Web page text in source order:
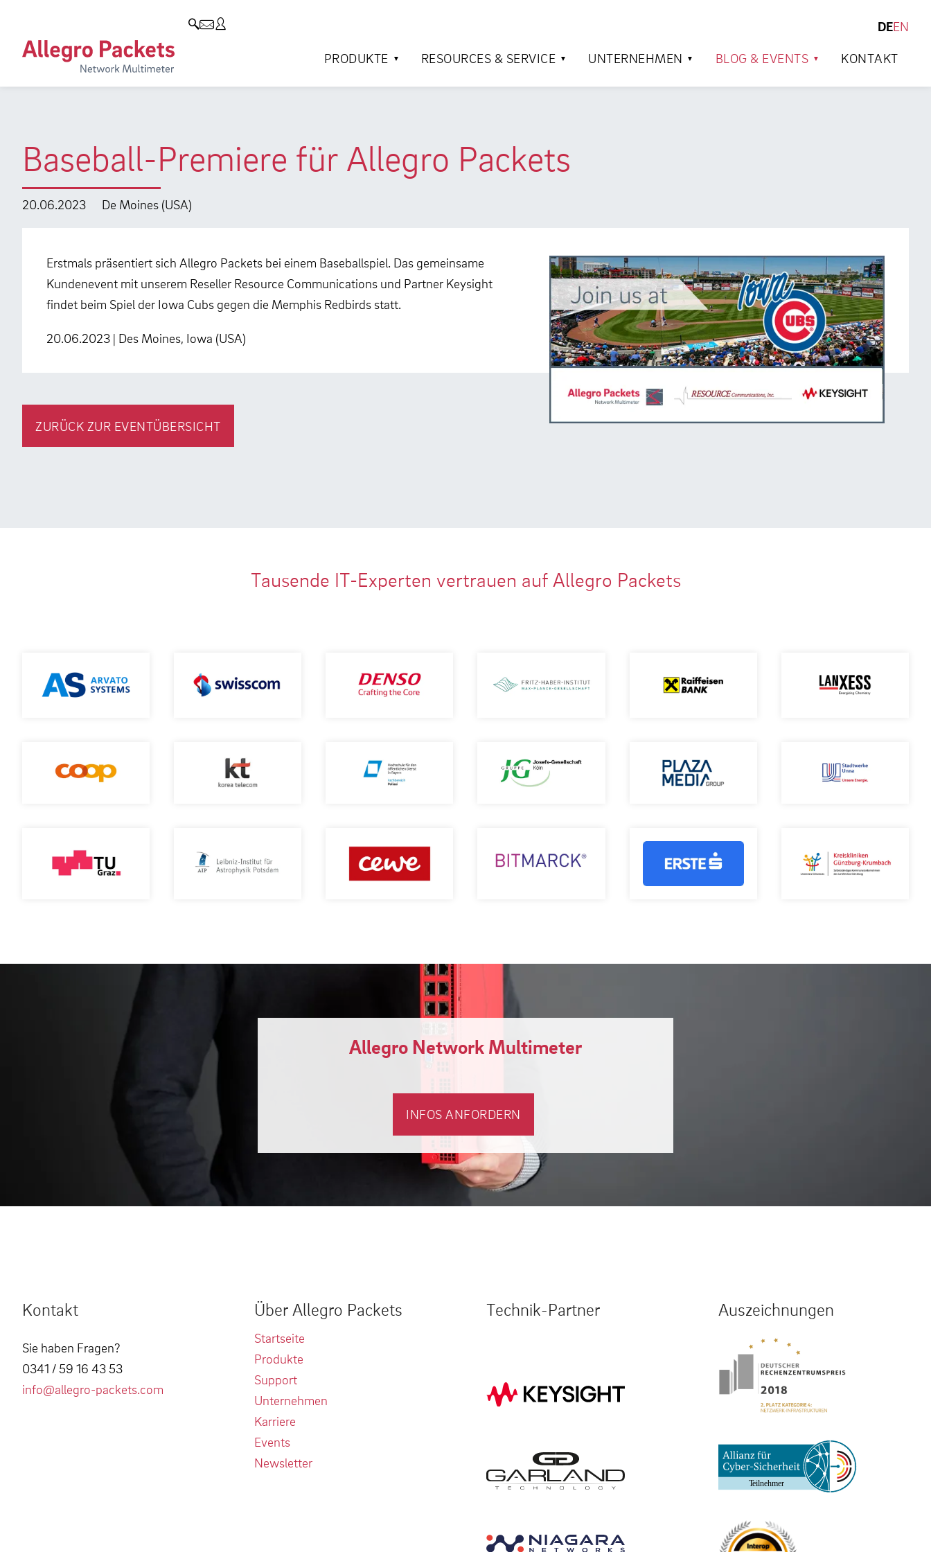
DEEN
PRODUKTE
RESOURCES & SERVICE UNTERNEHMEN BLOG & EVENTS KONTAKT
Baseball-Premiere für Allegro Packets
20.06.2023 De Moines (USA)
Erstmals präsentiert sich Allegro Packets bei einem Baseballspiel. Das gemeinsame
Kundenevent mit unserem Reseller Resource Communications und Partner Keysight
findet beim Spiel der Iowa Cubs gegen die Memphis Redbirds statt.
20.06.2023 | Des Moines, Iowa (USA)
ZURÜCK ZUR EVENTÜBERSICHT
Tausende IT-Experten vertrauen auf Allegro Packets
Allegro Network Multimeter
INFOS ANFORDERN
Kontakt
Sie haben Fragen?
0341 / 59 16 43 53
info@allegro-packets.com
Über Allegro Packets
Startseite
Produkte
Support
Unternehmen
Karriere
Events
Newsletter
Technik-Partner Auszeichnungen
Allegro Network Multimeter
Analyse-Module
Resources & Service
Use Cases
Solution Briefs
Case Studies
Videos
Produkt-Handbuch
Unternehmen
Unternehmen
Kunden
Umweltschutz
Forschung und Lehre